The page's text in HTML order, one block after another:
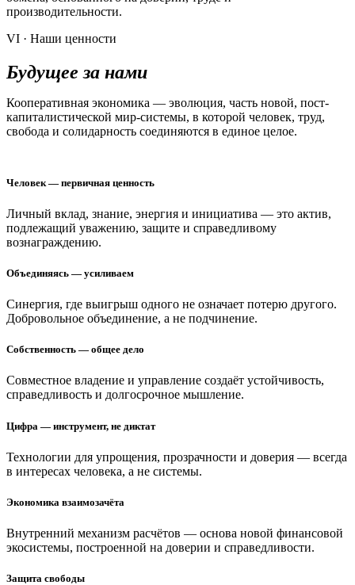
производительности.
VI · Наши ценности
Будущее за нами
Кооперативная экономика — эволюция, часть новой, пост-
капиталистической мир-системы, в которой человек, труд,
свобода и солидарность соединяются в единое целое.
Человек — первичная ценность
Личный вклад, знание, энергия и инициатива — это актив,
подлежащий уважению, защите и справедливому
вознаграждению.
Объединяясь — усиливаем
Синергия, где выигрыш одного не означает потерю другого.
Добровольное объединение, а не подчинение.
Собственность — общее дело
Совместное владение и управление создаёт устойчивость,
справедливость и долгосрочное мышление.
Цифра — инструмент, не диктат
Технологии для упрощения, прозрачности и доверия — всегда
в интересах человека, а не системы.
Экономика взаимозачёта
Внутренний механизм расчётов — основа новой финансовой
экосистемы, построенной на доверии и справедливости.
Защита свободы